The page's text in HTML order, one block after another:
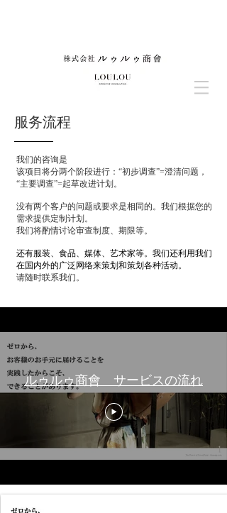
​服务流程
我们的咨询是
该项目将分两个阶段进行：“初步调查”=澄清问题，
“主要调查”=起草改进计划。
没有两个客户的问题或要求是相同的。我们根据您的
需求提供定制计划。
我们将酌情讨论审查制度、期限等。
​还有服装、食品、媒体、艺术家等。 我们还利用我们
在国内外的广泛网络来策划和策划各种活动。
请随时联系我们。
ルゥルゥ商會 サービスの流れ